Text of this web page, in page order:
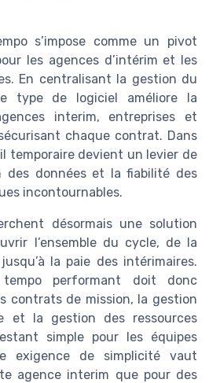
s’impose comme un pivot
les agences d’intérim et les
En centralisant la gestion du
type de logiciel améliore la
interim, entreprises et
chaque contrat. Dans
temporaire devient un levier de
des données et la fiabilité des
incontournables.
désormais une solution
l’ensemble du cycle, de la
la paie des intérimaires.
performant doit donc
contrats de mission, la gestion
et la gestion des ressources
simple pour les équipes
exigence de simplicité vaut
agence interim que pour des